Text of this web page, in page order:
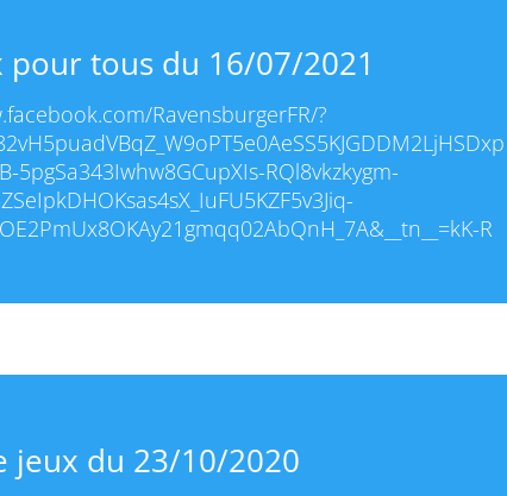
pour tous du 16/07/2021
RavensburgerFR/?
5pgSa343Iwhw8GCupXIs-RQl8vkzkygm-
R
jeux du 23/10/2020